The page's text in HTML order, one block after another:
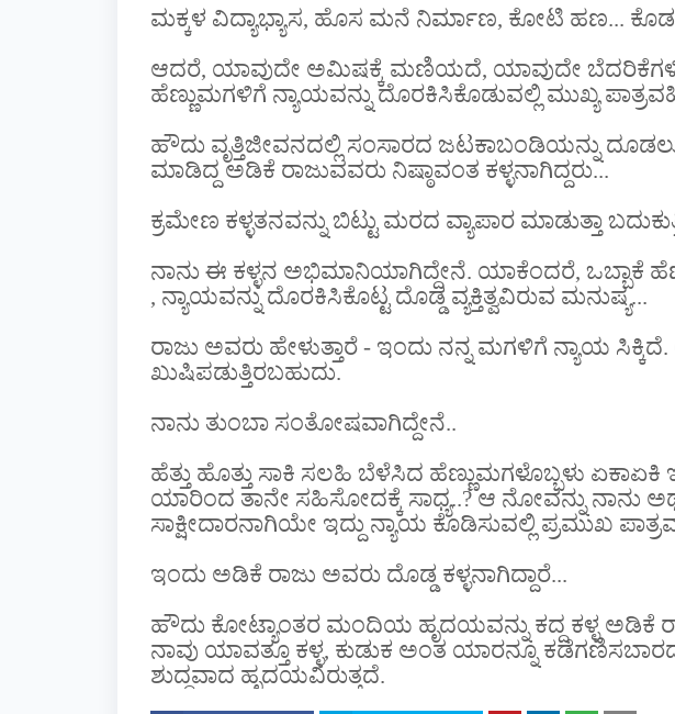
ಮಕ್ಕಳ ವಿದ್ಯಾಭ್ಯಾಸ, ಹೊಸ ಮನೆ ನಿರ್ಮಾಣ, ಕೋಟಿ ಹಣ...
ಆದರೆ, ಯಾವುದೇ ಅಮಿಷಕ್ಕೆ ಮಣಿಯದೆ, ಯಾವುದೇ
ಹೆಣ್ಣುಮಗಳಿಗೆ ನ್ಯಾಯವನ್ನು ದೊರಕಿಸಿಕೊಡುವಲ್ಲಿ ಮುಖ್ಯ
ಹೌದು ವೃತ್ತಿಜೀವನದಲ್ಲಿ ಸಂಸಾರದ ಜಟಕಾಬಂಡಿಯನ್ನು
ಮಾಡಿದ್ದ ಅಡಿಕೆ ರಾಜುವವರು ನಿಷ್ಠಾವಂತ ಕಳ್ಳನಾಗಿದ್ದರು...
ಕ್ರಮೇಣ ಕಳ್ಳತನವನ್ನು ಬಿಟ್ಟು ಮರದ ವ್ಯಾಪಾರ ಮಾಡುತ್ತಾ
ನಾನು ಈ ಕಳ್ಳನ ಅಭಿಮಾನಿಯಾಗಿದ್ದೇನೆ. ಯಾಕೆಂದರೆ, ಒಬ್ಬಾಕೆ
, ನ್ಯಾಯವನ್ನು ದೊರಕಿಸಿಕೊಟ್ಟ ದೊಡ್ಡ ವ್ಯಕ್ತಿತ್ವವಿರುವ ಮನುಷ್ಯ...
ರಾಜು ಅವರು ಹೇಳುತ್ತಾರೆ - ಇಂದು ನನ್ನ ಮಗಳಿಗೆ ನ್ಯಾಯ
ಖುಷಿಪಡುತ್ತಿರಬಹುದು.
ನಾನು ತುಂಬಾ ಸಂತೋಷವಾಗಿದ್ದೇನೆ..
ಹೆತ್ತು ಹೊತ್ತು ಸಾಕಿ ಸಲಹಿ ಬೆಳೆಸಿದ ಹೆಣ್ಣುಮಗಳೊಬ್ಬಳು ಏಕಾಏಕಿ
ಯಾರಿಂದ ತಾನೇ ಸಹಿಸೋದಕ್ಕೆ ಸಾಧ್ಯ..? ಆ ನೋವನ್ನು
ಸಾಕ್ಷೀದಾರನಾಗಿಯೇ ಇದ್ದು ನ್ಯಾಯ ಕೊಡಿಸುವಲ್ಲಿ ಪ್ರಮುಖ
ಇಂದು ಅಡಿಕೆ ರಾಜು ಅವರು ದೊಡ್ಡ ಕಳ್ಳನಾಗಿದ್ದಾರೆ...
ಹೌದು ಕೋಟ್ಯಾಂತರ ಮಂದಿಯ ಹೃದಯವನ್ನು ಕದ್ದ ಕಳ್ಳ ಅಡಿಕೆ
ನಾವು ಯಾವತ್ತೂ ಕಳ್ಳ, ಕುಡುಕ ಅಂತ ಯಾರನ್ನೂ
ಶುದ್ದವಾದ ಹೃದಯವಿರುತ್ತದೆ.